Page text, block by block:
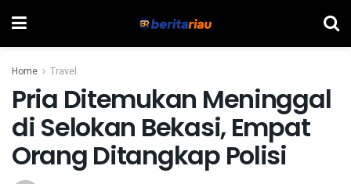
Home Travel
Pria Ditemukan Meninggal
di Selokan Bekasi, Empat
Orang Ditangkap Polisi